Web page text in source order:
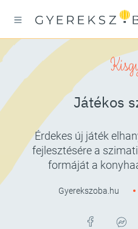
Játékos
Érdekes új játék
fejlesztésére a
formáját a
Gyerekszoba.hu